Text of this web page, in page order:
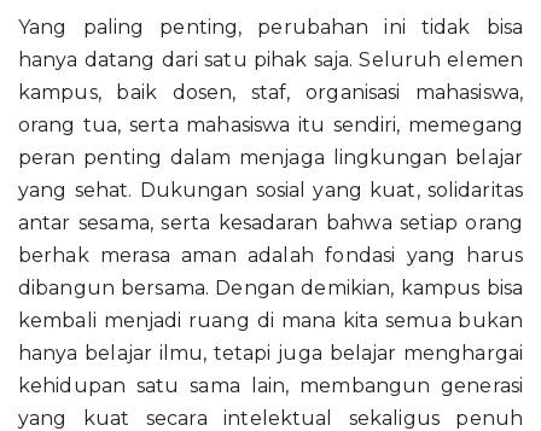
Yang paling penting, perubahan ini tidak bisa
hanya datang dari satu pihak saja. Seluruh elemen
kampus, baik dosen, staf, organisasi mahasiswa,
orang tua, serta mahasiswa itu sendiri, memegang
peran penting dalam menjaga lingkungan belajar
yang sehat. Dukungan sosial yang kuat, solidaritas
antar sesama, serta kesadaran bahwa setiap orang
berhak merasa aman adalah fondasi yang harus
dibangun bersama. Dengan demikian, kampus bisa
kembali menjadi ruang di mana kita semua bukan
hanya belajar ilmu, tetapi juga belajar menghargai
kehidupan satu sama lain, membangun generasi
yang kuat secara intelektual sekaligus penuh